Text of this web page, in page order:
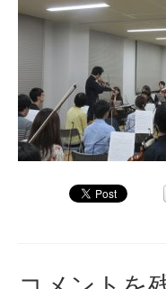
ご寄付のお願い
演奏会の歴史
出張演奏
九大フィル特集ペ
団員専用ページ